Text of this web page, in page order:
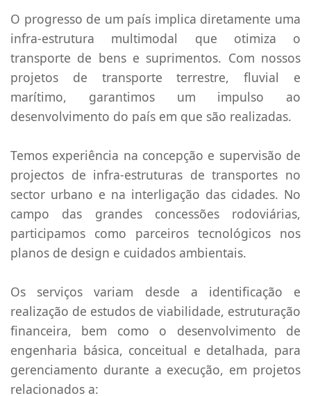
O progresso de um país implica diretamente uma
infra-estrutura multimodal que otimiza o
transporte de bens e suprimentos. Com nossos
projetos de transporte terrestre, fluvial e
marítimo, garantimos um impulso ao
desenvolvimento do país em que são realizadas.
Temos experiência na concepção e supervisão de
projectos de infra-estruturas de transportes no
sector urbano e na interligação das cidades. No
campo das grandes concessões rodoviárias,
participamos como parceiros tecnológicos nos
planos de design e cuidados ambientais.
Os serviços variam desde a identificação e
realização de estudos de viabilidade, estruturação
financeira, bem como o desenvolvimento de
engenharia básica, conceitual e detalhada, para
gerenciamento durante a execução, em projetos
relacionados a: